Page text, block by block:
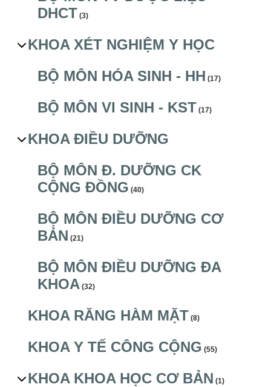
DHCT (3)
KHOA XÉT NGHIỆM Y HỌC
BỘ MÔN HÓA SINH - HH (17)
BỘ MÔN VI SINH - KST (17)
KHOA ĐIỀU DƯỠNG
BỘ MÔN Đ. DƯỠNG CK
CỘNG ĐỒNG (40)
BỘ MÔN ĐIỀU DƯỠNG CƠ
BẢN (21)
BỘ MÔN ĐIỀU DƯỠNG ĐA
KHOA(32)
KHOA RĂNG HÀM MẶT (8)
KHOA Y TẾ CÔNG CỘNG (55)
KHOA KHOA HỌC CƠ BẢN (1)